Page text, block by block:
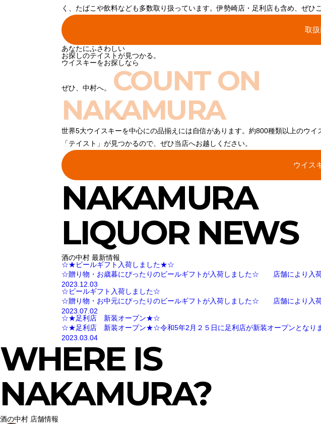
く、たばこや飲料なども多数取り扱っています。伊勢崎店・足利店も含め、ぜひ
取
あなたにふさわしい
お探しのテイストが見つかる。
ウイスキーをお探しなら
ぜひ、中村へ。
COUNT ON
NAKAMURA
世界5大ウイスキーを中心にの品揃えには自信があります。約800種類以上のウ
「テイスト」が見つかるので、ぜひ当店へお越しください。
ウイス
NAKAMURA
LIQUOR NEWS
酒の中村 最新情報
☆★ビールギフト入荷しました★☆
☆贈り物・お歳暮にぴったりのビールギフトが入荷しました☆ 店舗により入荷
2023.12.03
☆ビールギフト入荷しました☆
☆贈り物・お中元にぴったりのビールギフトが入荷しました☆ 店舗により入荷
2023.07.02
☆★足利店 新装オープン★☆
☆★足利店 新装オープン★☆令和5年2月２５日に足利店が新装オープンとなりま
2023.03.04
WHERE IS
NAKAMURA?
酒の中村 店舗情報